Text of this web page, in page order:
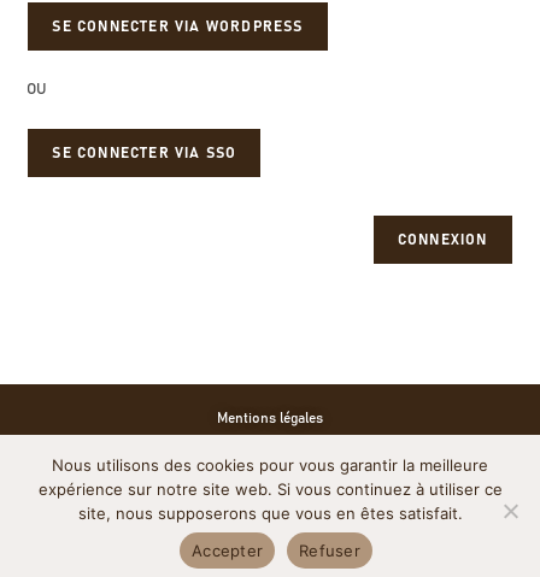
OU
SE CONNECTER VIA SSO
CONNEXION
Mentions légales
Politique de cookies
Politique de confidentialité
Nous utilisons des cookies pour vous garantir la meilleure
expérience sur notre site web. Si vous continuez à utiliser ce
site, nous supposerons que vous en êtes satisfait.
Accepter
Refuser